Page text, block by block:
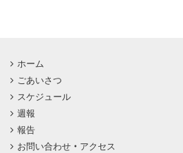
ホーム
ごあいさつ
スケジュール
週報
報告
お問い合わせ・アクセス